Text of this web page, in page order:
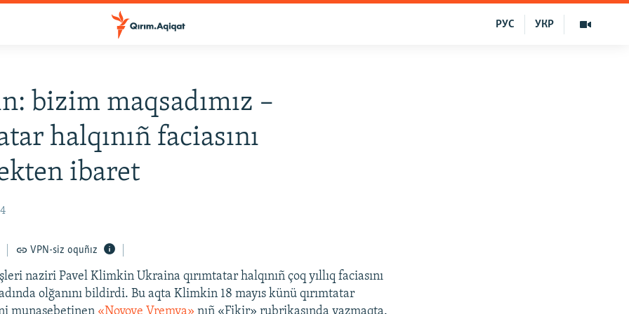
УКР
РУС
bizim maqsadımız –
halqınıñ faciasını
ibaret
VPN-siz oquñız
naziri Pavel Klimkin Ukraina qırımtatar halqınıñ çoq yıllıq faciasını
olğanını bildirdi. Bu aqta Klimkin 18 mayıs künü qırımtatar